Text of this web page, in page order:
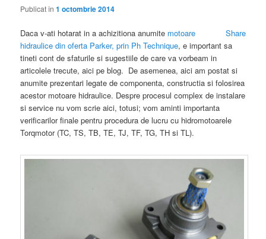
Publicat în1 octombrie 2014
Share
Daca v-ati hotarat in a achizitiona anumite motoare
hidraulice din oferta Parker, prin Ph Technique, e important sa
tineti cont de sfaturile si sugestiile de care va vorbeam in
articolele trecute, aici pe blog. De asemenea, aici am postat si
anumite prezentari legate de componenta, constructia si folosirea
acestor motoare hidraulice. Despre procesul complex de instalare
si service nu vom scrie aici, totusi; vom aminti importanta
verificarilor finale pentru procedura de lucru cu hidromotoarele
Torqmotor (TC, TS, TB, TE, TJ, TF, TG, TH si TL).